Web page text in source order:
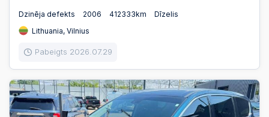
Dzinēja defekts 2006 412333km
Dīzelis
Lithuania, Vilnius
Pabeigts 2026.07.29